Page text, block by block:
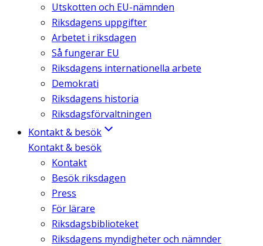
Utskotten och EU-nämnden
Riksdagens uppgifter
Arbetet i riksdagen
Så fungerar EU
Riksdagens internationella arbete
Demokrati
Riksdagens historia
Riksdagsförvaltningen
Kontakt & besök
Kontakt & besök
Kontakt
Besök riksdagen
Press
För lärare
Riksdagsbiblioteket
Riksdagens myndigheter och nämnder